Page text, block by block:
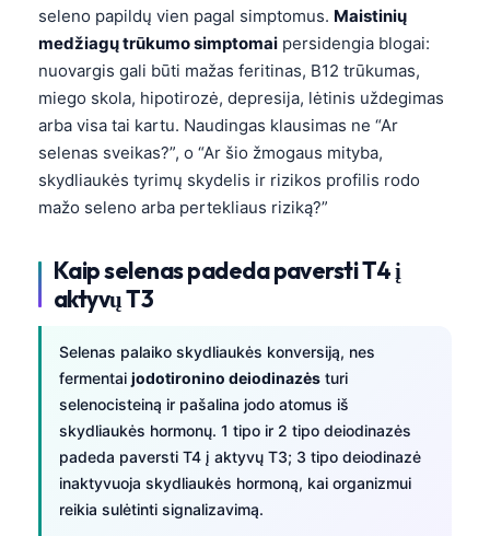
seleno papildų vien pagal simptomus. Maistinių
medžiagų trūkumo simptomai persidengia blogai:
nuovargis gali būti mažas feritinas, B12 trūkumas,
miego skola, hipotirozė, depresija, lėtinis uždegimas
arba visa tai kartu. Naudingas klausimas ne “Ar
selenas sveikas?”, o “Ar šio žmogaus mityba,
skydliaukės tyrimų skydelis ir rizikos profilis rodo
mažo seleno arba pertekliaus riziką?”
Kaip selenas padeda paversti T4 į
aktyvų T3
Selenas palaiko skydliaukės konversiją, nes
fermentai jodotironino deiodinazės turi
selenocisteiną ir pašalina jodo atomus iš
skydliaukės hormonų. 1 tipo ir 2 tipo deiodinazės
padeda paversti T4 į aktyvų T3; 3 tipo deiodinazė
inaktyvuoja skydliaukės hormoną, kai organizmui
reikia sulėtinti signalizavimą.